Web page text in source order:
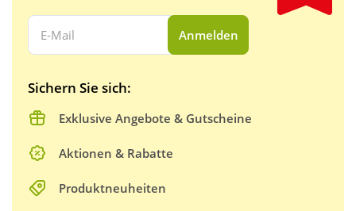
Ihre E-Mail Adresse:
Anmelden
Sichern Sie sich:
Exklusive Angebote & Gutscheine
Aktionen & Rabatte
Produktneuheiten